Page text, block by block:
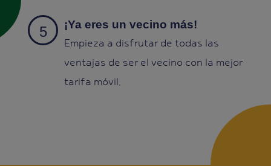
¡Ya eres un vecino más!
Empieza a disfrutar de todas las
ventajas de ser el vecino con la mejor
tarifa móvil.